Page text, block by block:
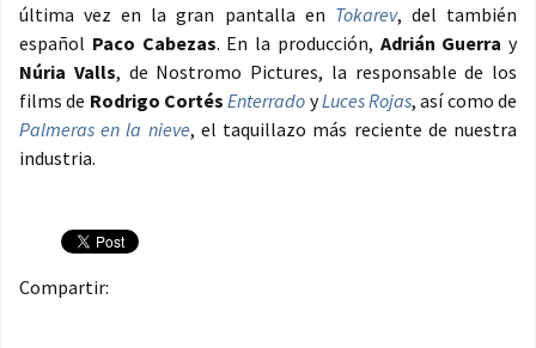
última vez en la gran pantalla en Tokarev, del también
español Paco Cabezas. En la producción, Adrián Guerra y
Núria Valls, de Nostromo Pictures, la responsable de los
films de Rodrigo Cortés Enterrado yLuces Rojas, así como de
Palmeras en la nieve, el taquillazo más reciente de nuestra
industria.
Compartir: